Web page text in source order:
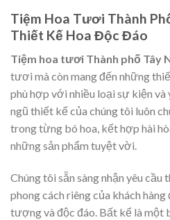
Tiệm Hoa Tươi Thành
Thiết Kế Hoa Độc Đáo
Tiệm hoa tươi Thành phố Tây
tươi mà còn mang đến những
phù hợp với nhiều loại sự kiện và
ngũ thiết kế của chúng tôi luôn
trong từng bó hoa, kết hợp hài
những sản phẩm tuyệt vời.
Chúng tôi sẵn sàng nhận yêu cầu
phong cách riêng của khách
tượng và độc đáo. Bất kể là một